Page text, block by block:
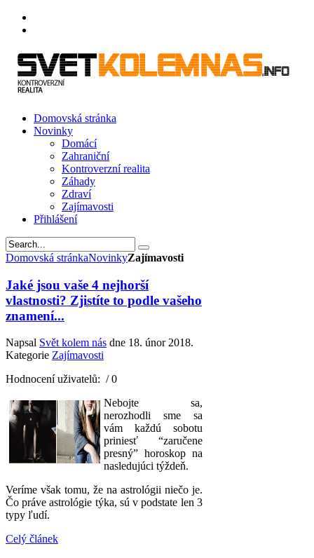
Domovská stránka
Novinky
Domácí
Zahraniční
Kontroverzní realita
Záhady
Zdraví
Zajímavosti
Přihlášení
Domovská stránkaNovinkyZajímavosti
Jaké jsou vaše 4 nejhorší
vlastnosti? Zjistíte to podle vašeho
znamení...
Napsal Svět kolem nás dne 18. únor 2018.
Kategorie Zajímavosti
Hodnocení uživatelů: / 0
Nebojte sa,
nerozhodli sme sa
vám každú sobotu
priniesť “zaručene
presný” horoskop na
nasledujúci týždeň.
Veríme však tomu, že na astrológii niečo je.
Čo práve astrológie týka, sú v podstate len 3
typy ľudí.
Celý článek